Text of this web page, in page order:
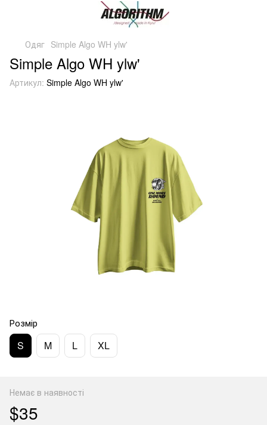
Одяг Simple Algo WH ylw'
Simple Algo WH ylw'
Артикул: Simple Algo WH ylw'
Розмір
S M L XL
Немає в наявності
$35